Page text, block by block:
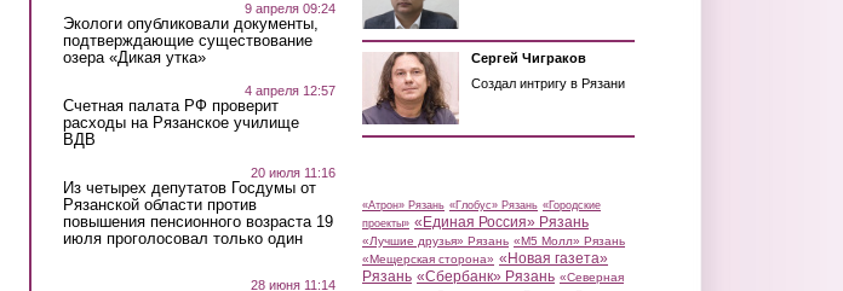
9 апреля 09:24
Экологи опубликовали документы,
подтверждающие существование
озера «Дикая утка»
4 апреля 12:57
Счетная палата РФ проверит
расходы на Рязанское училище
ВДВ
20 июля 11:16
Из четырех депутатов Госдумы от
Рязанской области против
повышения пенсионного возраста 19
июля проголосовал только один
28 июня 11:14
Сергей Чиграков
Создал интригу в Рязани
«Атрон» Рязань «Глобус» Рязань «Городские
проекты» «Единая Россия» Рязань
«Лучшие друзья» Рязань «М5 Молл» Рязань
«Мещерская сторона» «Новая газета»
Рязань «Сбербанк» Рязань «Северная